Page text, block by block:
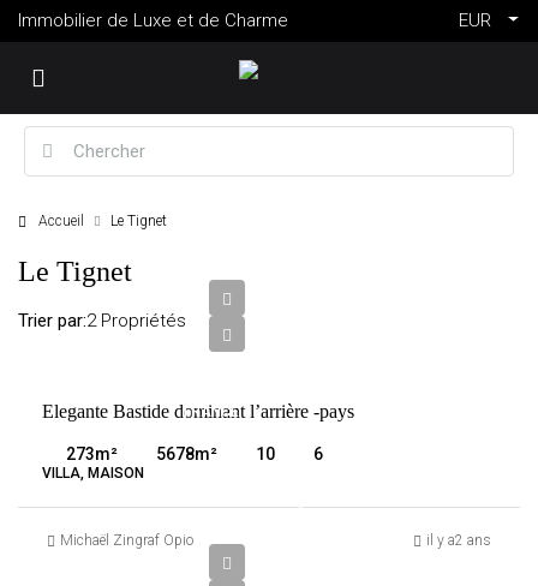
Immobilier de Luxe et de Charme EUR
Accueil Le Tignet
Le Tignet
2 Propriétés
Trier par:
FRANCE
Elegante Bastide dominant l’arrière -pays
273m² 5678m² 10 6
VILLA, MAISON
Michaël Zingraf Opio il y a2 ans
2